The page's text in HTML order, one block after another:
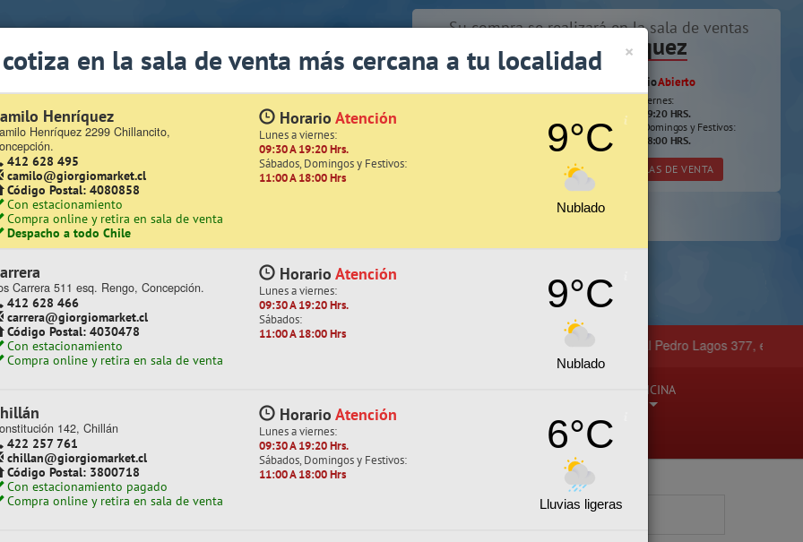
Quiénes somos Trabaje con nosotros Contacto | Reclamos
Su compra se realizará en la sala de ventas
Camilo Henríquez
Camilo Henríquez 2299 ,
HorarioAbierto
Lunes a viernes:
09:30 A 19:20 HRS.
Sábados, Domingos y Festivos:
11:00 A 18:00 HRS.
VER SALA EN MAPA SALAS DE VENTA
Cotiza, compara y compra.
TEMUCO !Te invitamos a visitar nuestra nueva sala de ventas en , ubicada en General Pedro Lagos 377, entre calles
×
en la sala de venta más cercana a tu localidad
Henríquez
Henríquez 2299 Chillancito,
412 628 495
camilo@giorgiomarket.cl
Código Postal: 4080858
Con estacionamiento
Compra online y retira en sala de venta
Despacho a todo Chile
Horario Atención
Lunes a viernes:
09:30 A 19:20 Hrs.
Sábados, Domingos y Festivos:
11:00 A 18:00 Hrs
9°C
Carrera 511 esq. Rengo, Concepción.
412 628 466
carrera@giorgiomarket.cl
Código Postal: 4030478
Con estacionamiento
Compra online y retira en sala de venta
Horario Atención
Lunes a viernes:
09:30 A 19:20 Hrs.
Sábados:
11:00 A 18:00 Hrs
9°C
142, Chillán
422 257 761
chillan@giorgiomarket.cl
Código Postal: 3800718
Con estacionamiento pagado
Compra online y retira en sala de venta
Horario Atención
Lunes a viernes:
09:30 A 19:20 Hrs.
Sábados, Domingos y Festivos:
11:00 A 18:00 Hrs
6°C
Lluvias ligeras
+ + + +
OFICINA